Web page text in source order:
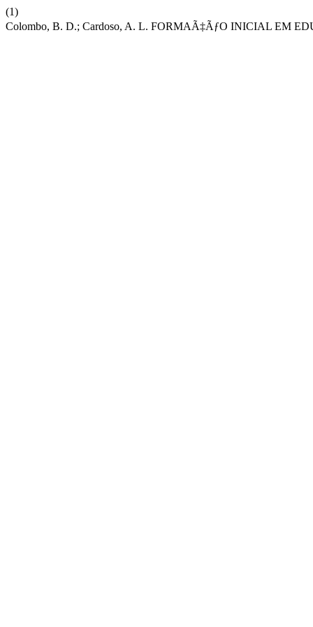
(1)
Colombo, B. D.; Cardoso, A. L. FORMAÃ‡ÃƒO INICIAL EM